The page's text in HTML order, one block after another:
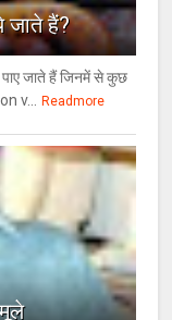
जाते हैं?
जाते हैं जिनमें से कुछ
v...
Readmore